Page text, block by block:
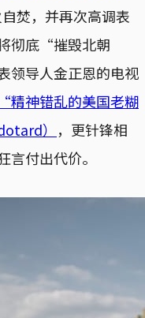
焚，并再次高调表
彻底“摧毁北朝
领导人金正恩的电视
精神错乱的美国老糊
） ，更针锋相
付出代价。